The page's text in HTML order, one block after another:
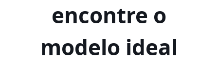
encontre o
modelo ideal